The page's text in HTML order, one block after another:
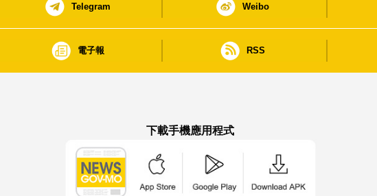
Telegram Weibo
電子報 RSS
下載手機應用程式